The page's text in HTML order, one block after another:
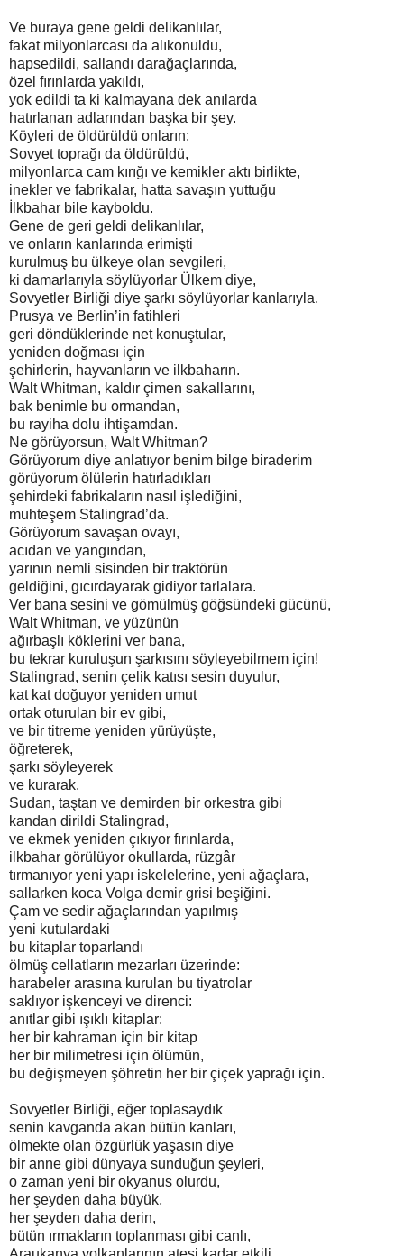
Ve buraya gene geldi delikanlılar,
fakat milyonlarcası da alıkonuldu,
hapsedildi, sallandı darağaçlarında,
özel fırınlarda yakıldı,
yok edildi ta ki kalmayana dek anılarda
hatırlanan adlarından başka bir şey.
Köyleri de öldürüldü onların:
Sovyet toprağı da öldürüldü,
milyonlarca cam kırığı ve kemikler aktı birlikte,
inekler ve fabrikalar, hatta savaşın yuttuğu
İlkbahar bile kayboldu.
Gene de geri geldi delikanlılar,
ve onların kanlarında erimişti
kurulmuş bu ülkeye olan sevgileri,
ki damarlarıyla söylüyorlar Ülkem diye,
Sovyetler Birliği diye şarkı söylüyorlar kanlarıyla.
Prusya ve Berlin’in fatihleri
geri döndüklerinde net konuştular,
yeniden doğması için
şehirlerin, hayvanların ve ilkbaharın.
Walt Whitman, kaldır çimen sakallarını,
bak benimle bu ormandan,
bu rayiha dolu ihtişamdan.
Ne görüyorsun, Walt Whitman?
Görüyorum diye anlatıyor benim bilge biraderim
görüyorum ölülerin hatırladıkları
şehirdeki fabrikaların nasıl işlediğini,
muhteşem Stalingrad’da.
Görüyorum savaşan ovayı,
acıdan ve yangından,
yarının nemli sisinden bir traktörün
geldiğini, gıcırdayarak gidiyor tarlalara.
Ver bana sesini ve gömülmüş göğsündeki gücünü,
Walt Whitman, ve yüzünün
ağırbaşlı köklerini ver bana,
bu tekrar kuruluşun şarkısını söyleyebilmem için!
Stalingrad, senin çelik katısı sesin duyulur,
kat kat doğuyor yeniden umut
ortak oturulan bir ev gibi,
ve bir titreme yeniden yürüyüşte,
öğreterek,
şarkı söyleyerek
ve kurarak.
Sudan, taştan ve demirden bir orkestra gibi
kandan dirildi Stalingrad,
ve ekmek yeniden çıkıyor fırınlarda,
ilkbahar görülüyor okullarda, rüzgâr
tırmanıyor yeni yapı iskelelerine, yeni ağaçlara,
sallarken koca Volga demir grisi beşiğini.
Çam ve sedir ağaçlarından yapılmış
yeni kutulardaki
bu kitaplar toparlandı
ölmüş cellatların mezarları üzerinde:
harabeler arasına kurulan bu tiyatrolar
saklıyor işkenceyi ve direnci:
anıtlar gibi ışıklı kitaplar:
her bir kahraman için bir kitap
her bir milimetresi için ölümün,
bu değişmeyen şöhretin her bir çiçek yaprağı için.
Sovyetler Birliği, eğer toplasaydık
senin kavganda akan bütün kanları,
ölmekte olan özgürlük yaşasın diye
bir anne gibi dünyaya sunduğun şeyleri,
o zaman yeni bir okyanus olurdu,
her şeyden daha büyük,
her şeyden daha derin,
bütün ırmakların toplanması gibi canlı,